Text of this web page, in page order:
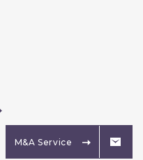
M&A Service